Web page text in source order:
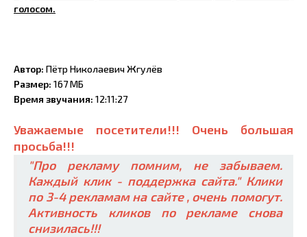
голосом.
Автор: Пётр Николаевич Жгулёв
Размер: 167 МБ
Время звучания: 12:11:27
Уважаемые посетители!!! Очень большая
просьба!!!
"Про рекламу помним, не забываем.
Каждый клик - поддержка сайта." Клики
по 3-4 рекламам на сайте , очень помогут.
Активность кликов по рекламе снова
снизилась!!!